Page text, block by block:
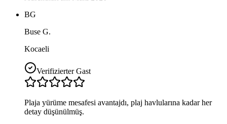
BG
Buse G.
Kocaeli
Verifizierter Gast
Plaja yürüme mesafesi avantajdı, plaj havlularına kadar her
detay düşünülmüş.